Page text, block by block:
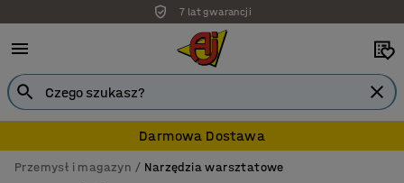
7 lat gwarancji
Darmowa Dostawa
Przemysł i magazyn Narzędzia warsztatowe